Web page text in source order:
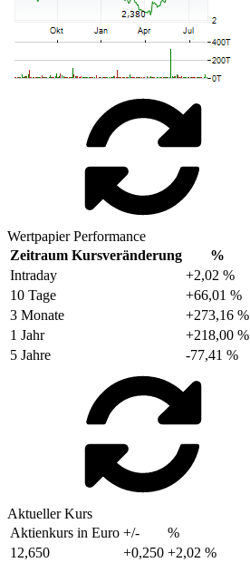
Wertpapier Performance
Zeitraum Kursveränderung
%
Intraday
+2,02 %
10 Tage
+66,01 %
3 Monate
+273,16 %
1 Jahr
+218,00 %
5 Jahre
-77,41 %
Aktueller Kurs
Aktienkurs in Euro +/-
%
12,650
+0,250 +2,02 %